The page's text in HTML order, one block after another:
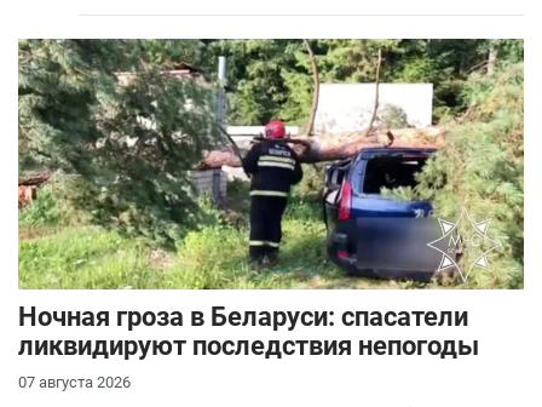
Ночная гроза в Беларуси: спасатели
ликвидируют последствия непогоды
07 августа 2026